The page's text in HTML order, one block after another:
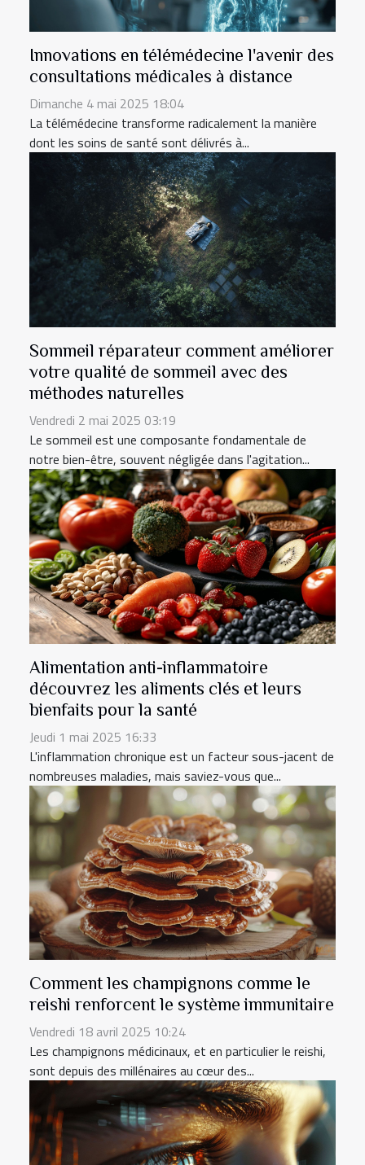
Innovations en télémédecine l'avenir des
consultations médicales à distance
Dimanche 4 mai 2025 18:04
La télémédecine transforme radicalement la manière
dont les soins de santé sont délivrés à...
Sommeil réparateur comment améliorer
votre qualité de sommeil avec des
méthodes naturelles
Vendredi 2 mai 2025 03:19
Le sommeil est une composante fondamentale de
notre bien-être, souvent négligée dans l'agitation...
Alimentation anti-inflammatoire
découvrez les aliments clés et leurs
bienfaits pour la santé
Jeudi 1 mai 2025 16:33
L'inflammation chronique est un facteur sous-jacent de
nombreuses maladies, mais saviez-vous que...
Comment les champignons comme le
reishi renforcent le système immunitaire
Vendredi 18 avril 2025 10:24
Les champignons médicinaux, et en particulier le reishi,
sont depuis des millénaires au cœur des...